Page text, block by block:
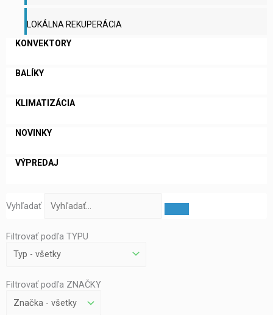
LOKÁLNA REKUPERÁCIA
KONVEKTORY
BALÍKY
KLIMATIZÁCIA
NOVINKY
VÝPREDAJ
Vyhľadať
Filtrovať podľa TYPU
Filtrovať podľa ZNAČKY